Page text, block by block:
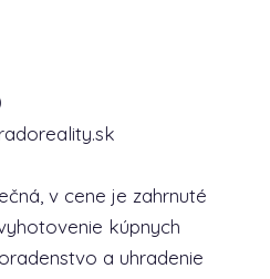
v cene je zahrnuté
kúpnych
a uhradenie